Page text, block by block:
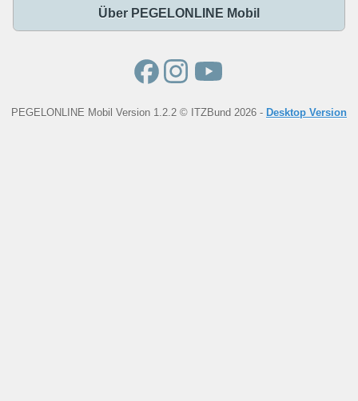
Über PEGELONLINE Mobil
PEGELONLINE Mobil Version 1.2.2 © ITZBund 2026 - Desktop Version